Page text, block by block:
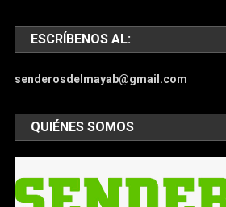
ESCRÍBENOS AL:
senderosdelmayab@gmail.com
QUIÉNES SOMOS